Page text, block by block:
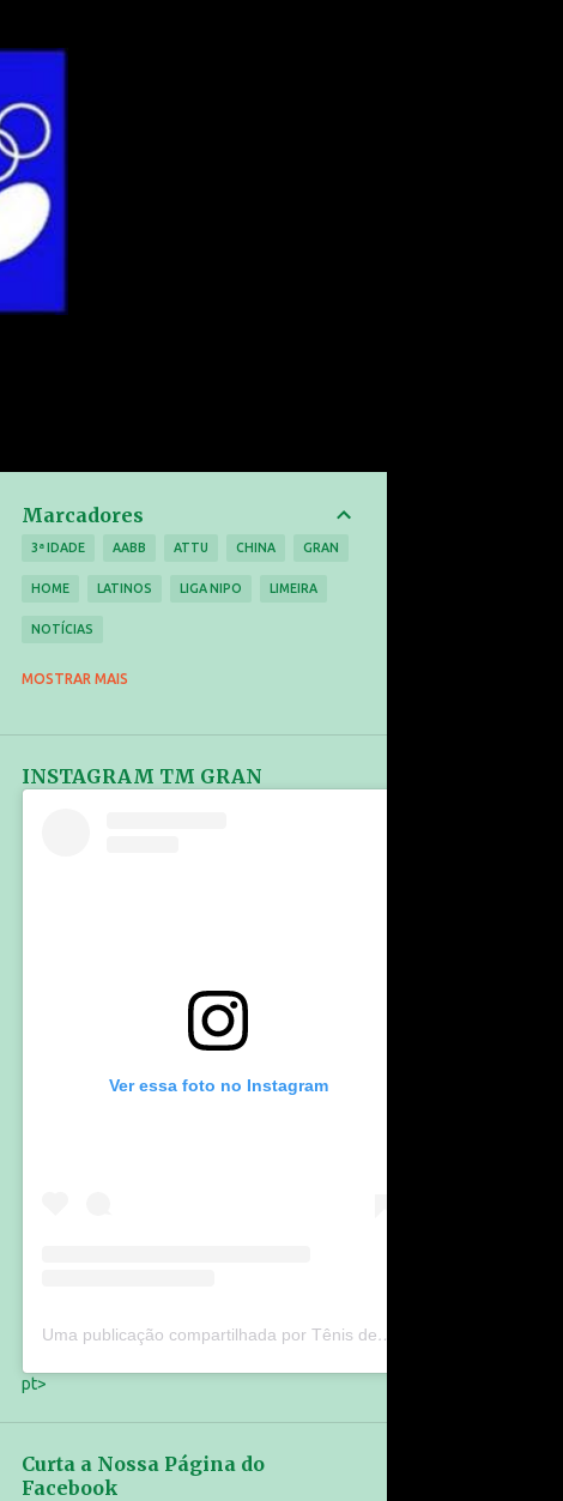
Marcadores
3ª IDADE AABB ATTU CHINA GRAN
HOME LATINOS LIGA NIPO LIMEIRA
NOTÍCIAS
TÊNIS DE MESA TREINAMENTO VÍDEOS
MOSTRAR MAIS
INSTAGRAM TM GRAN
Ver essa foto no Instagram
Uma publicação compartilhada por Tênis de Mesa Gran São João (@tenisdemesagransaojoao)
pt>
Curta a Nossa Página do
Facebook